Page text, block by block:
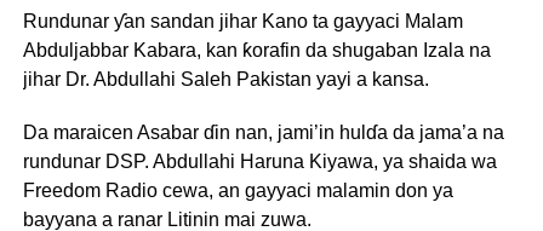
Rundunar ƴan sandan jihar Kano ta gayyaci Malam
Abduljabbar Kabara, kan ƙorafin da shugaban Izala na
jihar Dr. Abdullahi Saleh Pakistan yayi a kansa.
Da maraicen Asabar ɗin nan, jami’in hulɗa da jama’a na
rundunar DSP. Abdullahi Haruna Kiyawa, ya shaida wa
Freedom Radio cewa, an gayyaci malamin don ya
bayyana a ranar Litinin mai zuwa.